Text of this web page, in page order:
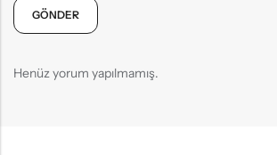
Henüz yorum yapılmamış.